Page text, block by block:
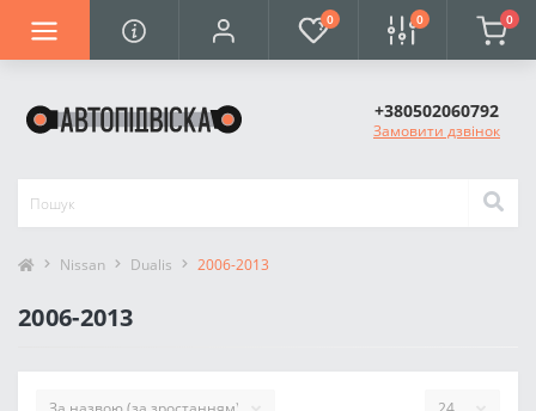
0 0 0
+380502060792
Замовити дзвінок
Nissan Dualis 2006-2013
2006-2013